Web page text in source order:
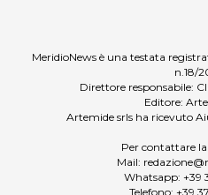
MeridioNews è una testata
n.18/
Direttore responsabile:
Editore:
Artemide srls ha ricevuto
Per contattare la
Mail:
Whatsapp: +39
Telefono: +39